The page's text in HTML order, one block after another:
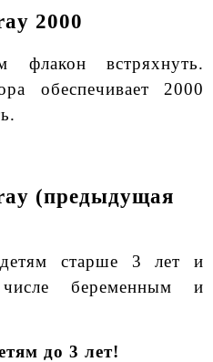
2000
флакон встряхнуть.
обеспечивает 2000
(предыдущая
старше 3 лет и
беременным и
до 3 лет!